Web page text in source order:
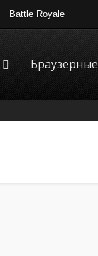
Battle Royale
Браузерные